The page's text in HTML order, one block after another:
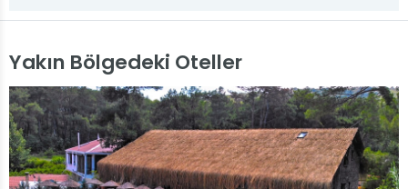
Yakın Bölgedeki Oteller